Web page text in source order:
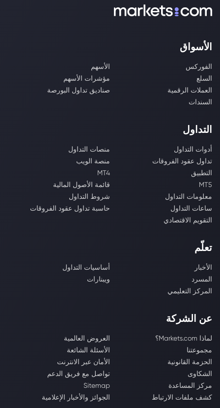
الأسواق
الفوركس
الأسهم
السلع
مؤشرات الأسهم
العملات الرقمية
صناديق تداول البورصة
السندات
التداول
أدوات التداول
منصات التداول
تداول عقود الفروقات
منصة الويب
التطبيق
MT4
MT5
قائمة الأصول المالية
معلومات التداول
شروط التداول
ساعات التداول
حاسبة تداول عقود الفروقات
التقويم الاقتصادي
تعلّم
الأخبار
أساسيات التداول
المسرد
ويبنارات
المركز التعليمي
عن الشركة
لماذا Markets.com؟
العروض العالمية
مجموعتنا
الأسئلة الشائعة
الحزمة القانونية
الأمان عبر الانترنت
الشكاوى
تواصل مع فريق الدعم
مركز المساعدة
Sitemap
كشف ملفات الارتباط
الجوائز والأخبار الإعلامية